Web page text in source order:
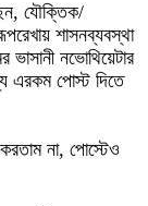
যৌক্তিক/
শাসনব্যবস্থা
ভাসানী নভোথিয়েটার
এরকম পোস্ট দিতে
না, পোস্টেও